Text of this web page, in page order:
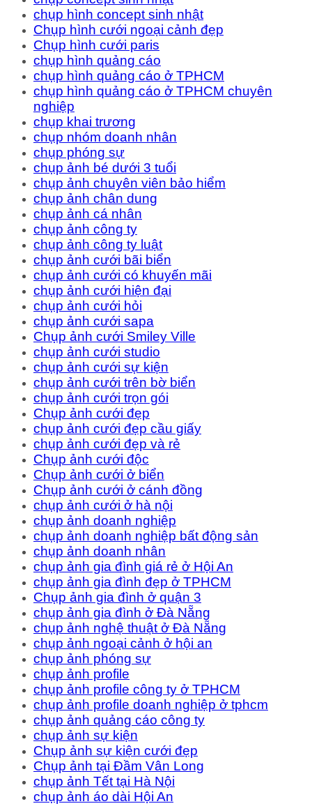
chụp hình concept sinh nhật
Chụp hình cưới ngoại cảnh đẹp
Chụp hình cưới paris
chụp hình quảng cáo
chụp hình quảng cáo ở TPHCM
chụp hình quảng cáo ở TPHCM chuyên
nghiệp
chụp khai trương
chụp nhóm doanh nhân
chụp phóng sự
chụp ảnh bé dưới 3 tuổi
chụp ảnh chuyên viên bảo hiểm
chụp ảnh chân dung
chụp ảnh cá nhân
chụp ảnh công ty
chụp ảnh công ty luật
chụp ảnh cưới bãi biển
chụp ảnh cưới có khuyến mãi
chụp ảnh cưới hiện đại
chụp ảnh cưới hỏi
chụp ảnh cưới sapa
Chụp ảnh cưới Smiley Ville
chụp ảnh cưới studio
chụp ảnh cưới sự kiện
chụp ảnh cưới trên bờ biển
chụp ảnh cưới trọn gói
Chụp ảnh cưới đẹp
chụp ảnh cưới đẹp cầu giấy
chụp ảnh cưới đẹp và rẻ
Chụp ảnh cưới độc
Chụp ảnh cưới ở biển
Chụp ảnh cưới ở cánh đồng
chụp ảnh cưới ở hà nội
chụp ảnh doanh nghiệp
chụp ảnh doanh nghiệp bất động sản
chụp ảnh doanh nhân
chụp ảnh gia đình giá rẻ ở Hội An
chụp ảnh gia đình đẹp ở TPHCM
Chụp ảnh gia đình ở quận 3
chụp ảnh gia đình ở Đà Nẵng
chụp ảnh nghệ thuật ở Đà Nẵng
chụp ảnh ngoại cảnh ở hội an
chụp ảnh phóng sự
chụp ảnh profile
chụp ảnh profile công ty ở TPHCM
chụp ảnh profile doanh nghiệp ở tphcm
chụp ảnh quảng cáo công ty
chụp ảnh sự kiện
Chụp ảnh sự kiện cưới đẹp
Chụp ảnh tại Đầm Vân Long
chụp ảnh Tết tại Hà Nội
chụp ảnh áo dài Hội An